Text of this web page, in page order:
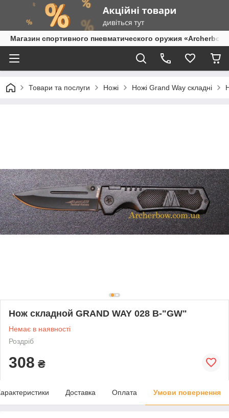
Магазин спортивного пневматического оружия
Товари та послуги Ножі Ножі Grand Way складні
Нож складной GRAND WAY 028 B-"GW"
Немає в наявності
Роздріб
308 ₴
Доставка Оплата Умови повернення